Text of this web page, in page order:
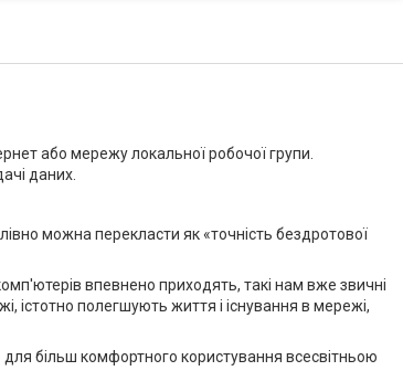
або мережу локальної робочої групи.
даних.
можна перекласти як «точність бездротової
впевнено приходять, такі нам вже звичні
істотно полегшують життя і існування в мережі,
більш комфортного користування всесвітньою